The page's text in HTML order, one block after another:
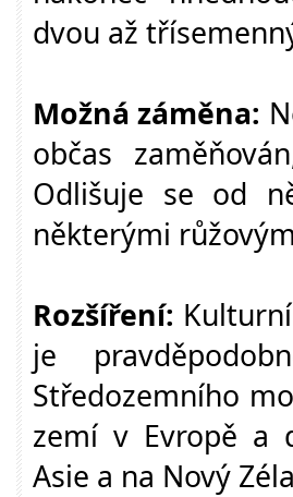
dvou až
Možná záměna:
občas
Odlišuje se od
některými
Rozšíření:
je
Středozemního
zemí v Evropě a
Asie a na Nový